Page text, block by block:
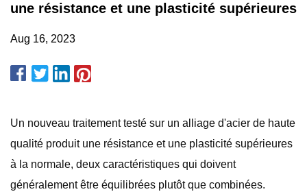
une résistance et une plasticité supérieures
Aug 16, 2023
Un nouveau traitement testé sur un alliage d'acier de haute
qualité produit une résistance et une plasticité supérieures
à la normale, deux caractéristiques qui doivent
généralement être équilibrées plutôt que combinées.